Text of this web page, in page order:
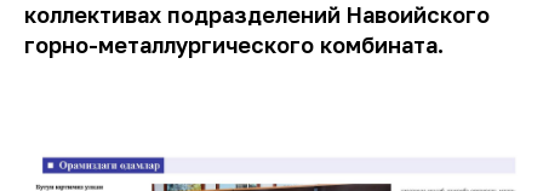
коллективах подразделений Навоийского
горно-металлургического комбината.